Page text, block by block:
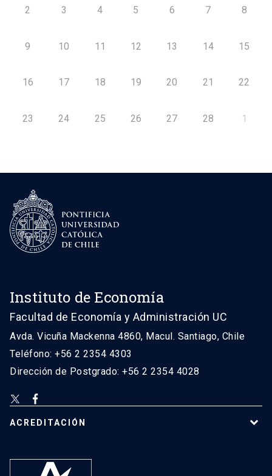
2 3 4 5 6 7 8
9 10 11 12 13 14 15
16 17 18 19 20 21 22
23 24 25 26 27 28 1
Instituto de Economía
Facultad de Economía y Administración UC
Avda. Vicuña Mackenna 4860, Macul. Santiago, Chile
Teléfono: +56 2 2354 4303
Dirección de Postgrado: +56 2 2354 4028
ACREDITACIÓN